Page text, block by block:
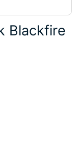
Blackfire